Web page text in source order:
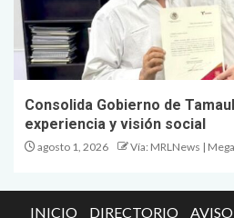
Consolida Gobierno de
experiencia y visión social
agosto 1, 2026 Vía: MRLNews |
INICIO DIRECTORIO